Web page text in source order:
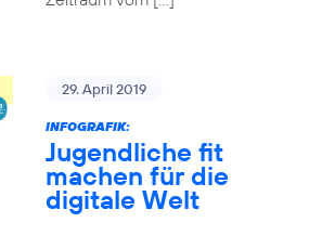
29. April 2019
INFOGRAFIK:
Jugendliche fit
machen für die
digitale Welt